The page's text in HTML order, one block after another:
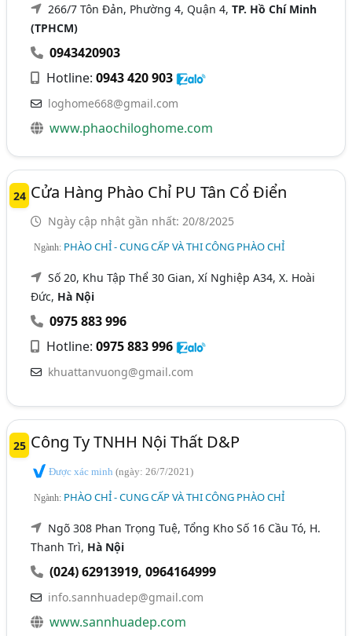
266/7 Tôn Đản, Phường 4, Quận 4,TP. Hồ Chí Minh
(TPHCM)
0943420903
Hotline:0943 420 903
loghome668@gmail.com
www.phaochiloghome.com
24 Cửa Hàng Phào Chỉ PU Tân Cổ Điển
Ngày cập nhật gần nhất: 20/8/2025
Ngành: PHÀO CHỈ - CUNG CẤP VÀ THI CÔNG PHÀO CHỈ
Số 20, Khu Tập Thể 30 Gian, Xí Nghiệp A34, X. Hoài
Đức, Hà Nội
0975 883 996
Hotline:0975 883 996
khuattanvuong@gmail.com
25 Công Ty TNHH Nội Thất D&P
Được xác minh(ngày: 26/7/2021)
Ngành: PHÀO CHỈ - CUNG CẤP VÀ THI CÔNG PHÀO CHỈ
Ngõ 308 Phan Trọng Tuệ, Tổng Kho Số 16 Cầu Tó, H.
Thanh Trì, Hà Nội
(024) 62913919,0964164999
info.sannhuadep@gmail.com
www.sannhuadep.com